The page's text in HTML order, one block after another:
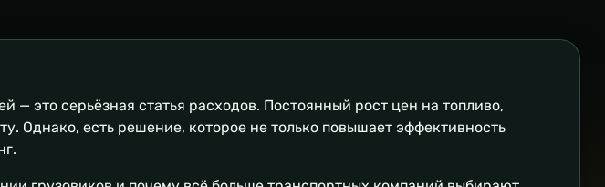
— это серьёзная статья расходов. Постоянный рост цен на топливо,
Однако, есть решение, которое не только повышает эффективность